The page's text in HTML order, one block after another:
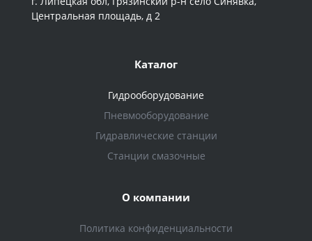
Центральная площадь, д 2
Каталог
Гидрооборудование
Пневмооборудование
Гидравлические станции
Станции смазочные
О компании
Политика конфиденциальности